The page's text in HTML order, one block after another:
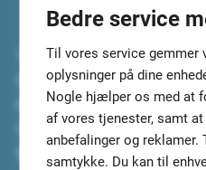
Top5Credits.com har
har selv testet lånene og
koncentrere dig om at
Sammenlign lånene i ro og
finde de 5 mest velegnede
Bedre service
Til vores service gemmer
oplysninger på dine
Nogle hjælper os med at
af vores tjenester, samt
anbefalinger og
samtykke. Du kan til